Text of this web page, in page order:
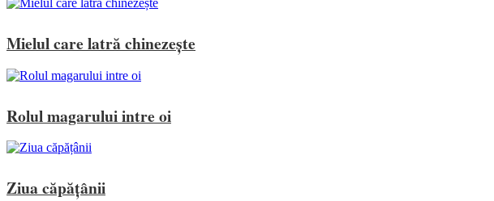
Mielul care latră chinezește
Rolul magarului intre oi
Ziua căpățânii